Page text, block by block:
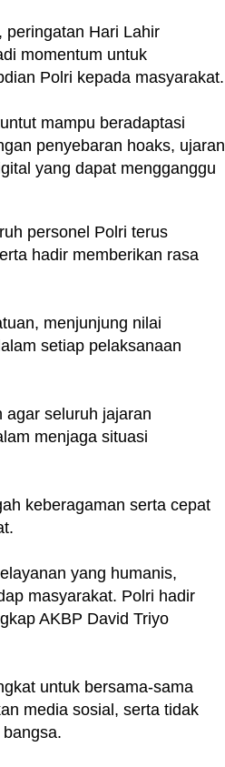
peringatan Hari Lahir
momentum untuk
Polri kepada masyarakat.
mampu beradaptasi
penyebaran hoaks, ujaran
yang dapat mengganggu
personel Polri terus
hadir memberikan rasa
menjunjung nilai
setiap pelaksanaan
agar seluruh jajaran
menjaga situasi
keberagaman serta cepat
yang humanis,
masyarakat. Polri hadir
AKBP David Triyo
untuk bersama-sama
media sosial, serta tidak